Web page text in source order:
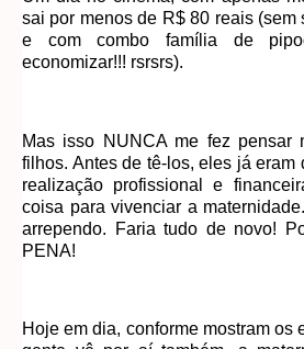
sai por menos de R$ 80 reais (sem
e com combo família de
economizar!!! rsrsrs).
Mas isso NUNCA me fez pensar
filhos. Antes de tê-los, eles já eram
realização profissional e
coisa para vivenciar a
arrependo. Faria tudo de novo!
PENA!
Hoje em dia, conforme mostram os